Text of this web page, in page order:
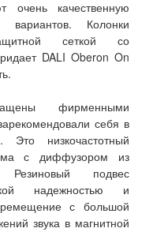
качественную
Колонки
сеткой со
DALI Oberon On
фирменными
себя в
Это низкочастотный
с диффузором из
Резиновый подвес
надежностью и
с большой
звука в магнитной